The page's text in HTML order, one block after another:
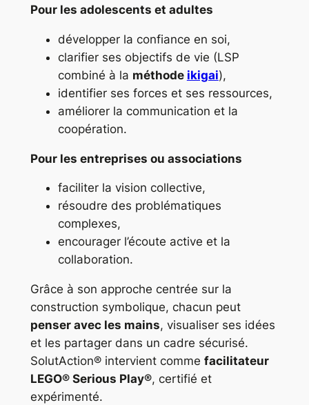
Pour les adolescents et adultes
développer la confiance en soi,
clarifier ses objectifs de vie (LSP
combiné à la méthode ikigai),
identifier ses forces et ses ressources,
améliorer la communication et la
coopération.
Pour les entreprises ou associations
faciliter la vision collective,
résoudre des problématiques
complexes,
encourager l’écoute active et la
collaboration.
Grâce à son approche centrée sur la
construction symbolique, chacun peut
penser avec les mains, visualiser ses idées
et les partager dans un cadre sécurisé.
SolutAction® intervient comme facilitateur
LEGO® Serious Play®, certifié et
expérimenté.